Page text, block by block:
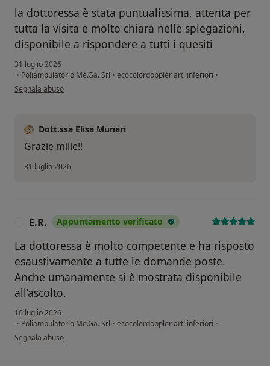
la dottoressa è stata puntualissima, attenta per
tutta la visita e molto chiara nelle spiegazioni,
disponibile a rispondere a tutti i quesiti
31 luglio 2026
• Poliambulatorio Me.Ga. Srl • ecocolordoppler arti inferiori •
secondo l'opinione dell'utente A.S.
Segnala abuso
Dott.ssa Elisa Munari
Grazie mille!!
31 luglio 2026
E.R. Appuntamento verificato
La dottoressa è molto competente e ha risposto
esaustivamente a tutte le domande poste.
Anche umanamente si è mostrata disponibile
all’ascolto.
10 luglio 2026
• Poliambulatorio Me.Ga. Srl • ecocolordoppler arti inferiori •
secondo l'opinione dell'utente E.R.
Segnala abuso